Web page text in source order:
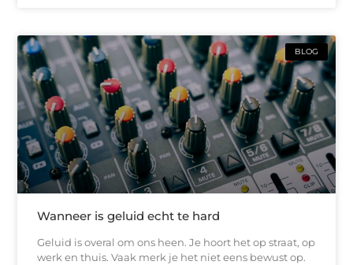
BLOG
Wanneer is geluid echt te hard
Geluid is overal om ons heen. Je hoort het op straat, op
werk en thuis. Vaak merk je het niet eens bewust op.